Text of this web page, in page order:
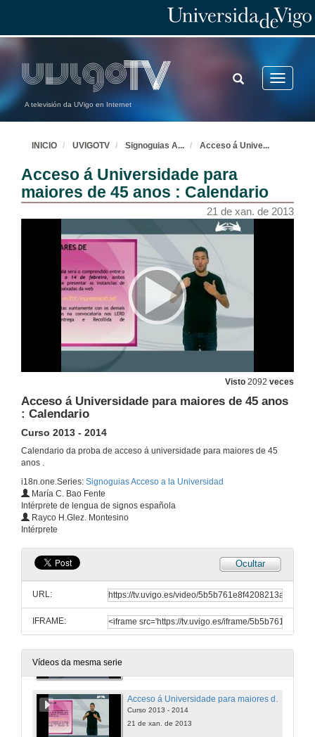
A televisión da UVigo en Internet
Toggle
TOGGLE
SEARCH
INICIO UVIGOTV Signoguias A... Acceso á Unive...
Acceso á Universidade para
maiores de 45 anos : Calendario
21 de xan. de 2013
Visto 2092 veces
Acceso á Universidade para maiores de 45 anos
: Calendario
Curso 2013 - 2014
Calendario da proba de acceso á universidade para maiores de 45
anos .
i18n.one.Series: Signoguias Acceso a la Universidad
María C. Bao Fente
Intérprete de lengua de signos española
Rayco H.Glez. Montesino
Intérprete
Ocultar
URL:
IFRAME:
Vídeos da mesma serie
Acceso á Universidade para maiores de 25 anos : Calendario
Curso 2013 - 2014
21 de xan. de 2013
Acceso á Universidade para maiores de 25 anos
Acceso á Universidade para maiores de 45 anos : Calendario
Curso 2013 - 2014
21 de xan. de 2013